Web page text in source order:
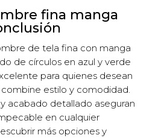
fina manga
de tela fina con manga
de círculos en azul y verde
para quienes desean
estilo y comodidad.
acabado detallado aseguran
en cualquier
más opciones y